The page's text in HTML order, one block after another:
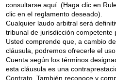
consultarse aquí. (Haga clic en
clic en el reglamento deseado).
Cualquier laudo arbitral será
tribunal de jurisdicción competente
Usted comprende que, a cambio
cláusula, podremos ofrecerle el
Cuenta según los términos
esta cláusula es una
Contrato. También reconoce y